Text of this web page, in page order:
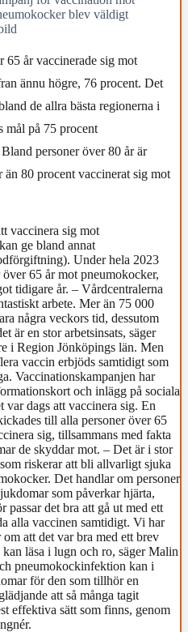
blev väldigt
65 år vaccinerade sig mot
ännu högre, 76 procent. Det
de allra bästa regionerna i
mål på 75 procent
personer över 80 år är
80 procent vaccinerat sig mot
vaccinera sig mot
ge bland annat
Under hela 2023
65 år mot pneumokocker,
tidigare år. – Vårdcentralerna
arbete. Mer än 75 000
några veckors tid, dessutom
är en stor arbetsinsats, säger
i Region Jönköpings län. Men
vaccin erbjöds samtidigt som
Vaccinationskampanjen har
och inlägg på sociala
var dags att vaccinera sig. En
till alla personer över 65
sig, tillsammans med fakta
de skyddar mot. – Det är i stor
riskerar att bli allvarligt sjuka
Det handlar om personer
som påverkar hjärta,
det bra att gå ut med ett
alla vaccinen samtidigt. Vi har
att det var bra med ett brev
läsa i lugn och ro, säger Malin
pneumokockinfektion kan i
för den som tillhör en
att så många tagit
effektiva sätt som finns, genom